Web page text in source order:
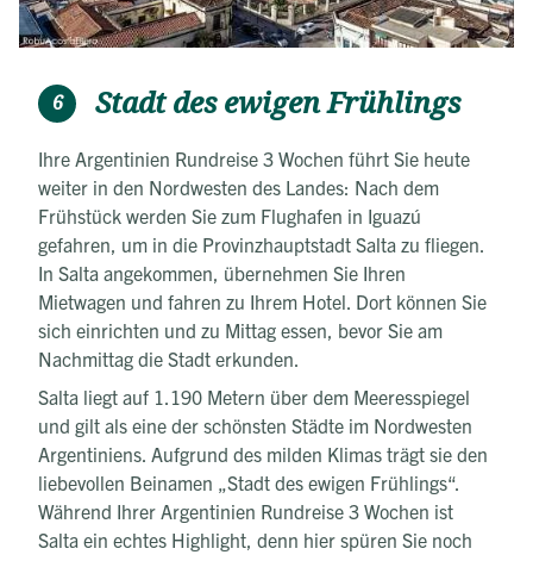
6 Stadt des ewigen Frühlings
Ihre Argentinien Rundreise 3 Wochen führt Sie heute
weiter in den Nordwesten des Landes: Nach dem
Frühstück werden Sie zum Flughafen in Iguazú
gefahren, um in die Provinzhauptstadt Salta zu fliegen.
In Salta angekommen, übernehmen Sie Ihren
Mietwagen und fahren zu Ihrem Hotel. Dort können Sie
sich einrichten und zu Mittag essen, bevor Sie am
Nachmittag die Stadt erkunden.
Salta liegt auf 1.190 Metern über dem Meeresspiegel
und gilt als eine der schönsten Städte im Nordwesten
Argentiniens. Aufgrund des milden Klimas trägt sie den
liebevollen Beinamen „Stadt des ewigen Frühlings“.
Während Ihrer Argentinien Rundreise 3 Wochen ist
Salta ein echtes Highlight, denn hier spüren Sie noch